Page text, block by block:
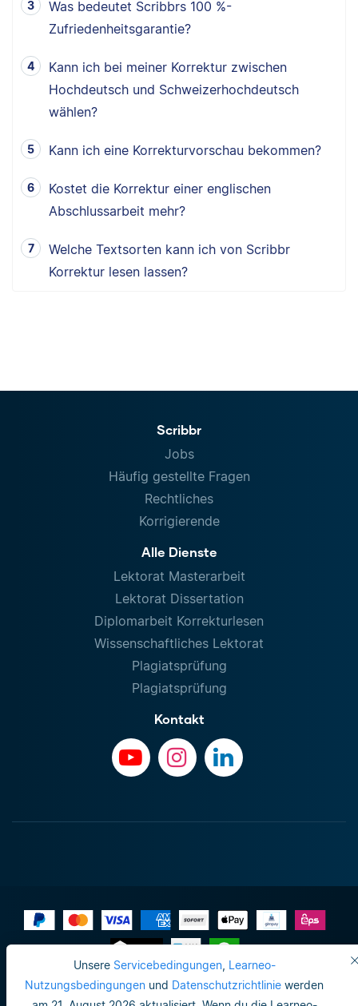
Unsere Servicebedingungen, Learneo-
Nutzungsbedingungen und Datenschutzrichtlinie werden
Was bedeutet Scribbrs 100 %-
Zufriedenheitsgarantie?
Kann ich bei meiner Korrektur zwischen
Hochdeutsch und Schweizerhochdeutsch
wählen?
Kann ich eine Korrekturvorschau bekommen?
Kostet die Korrektur einer englischen
Abschlussarbeit mehr?
Welche Textsorten kann ich von Scribbr
Korrektur lesen lassen?
Scribbr
Jobs
Häufig gestellte Fragen
Rechtliches
Korrigierende
Alle Dienste
Lektorat Masterarbeit
Lektorat Dissertation
Diplomarbeit Korrekturlesen
Wissenschaftliches Lektorat
Plagiatsprüfung
Plagiatsprüfung
Kontakt
Impressum